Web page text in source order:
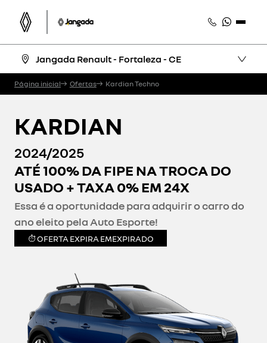
Jangada Renault - Fortaleza - CE
Página inicial Ofertas Kardian Techno
KARDIAN
2024/2025
ATÉ 100% DA FIPE NA TROCA DO
USADO + TAXA 0% EM 24X
Essa é a oportunidade para adquirir o carro do
ano eleito pela Auto Esporte!
OFERTA EXPIRA EMEXPIRADO